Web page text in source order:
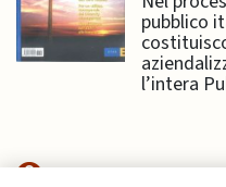
pubblico
l’intera